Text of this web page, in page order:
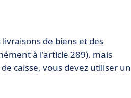
de biens et des
à l'article 289), mais
caisse, vous devez utiliser un